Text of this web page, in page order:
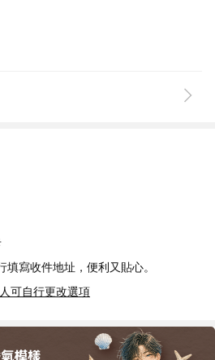
寫收件地址，便利又貼心。
可自行更改選項